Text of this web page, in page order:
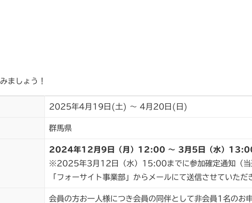
ましょう！
2025年4月19日(土) ～ 4月20日(日)
群馬県
2024年12月9日（月）12:00 ～ 3月5日（水）
※2025年3月12日（水）15:00までに参加確定通知（当
「フォーサイト事業部」からメールにて送信させていただ
会員の方お一人様につき会員の同伴として非会員1名のお